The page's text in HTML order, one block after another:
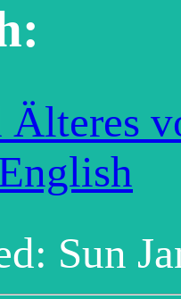
Älteres
Sun